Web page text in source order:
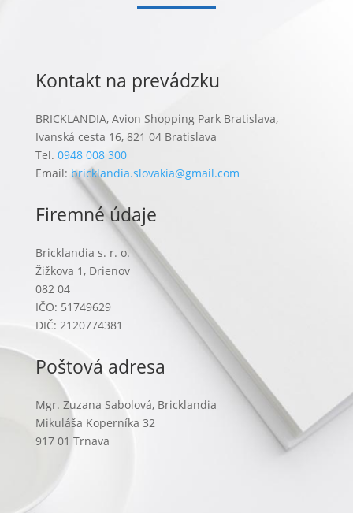
Kontakt na prevádzku
BRICKLANDIA, Avion Shopping Park Bratislava,
Ivanská cesta 16, 821 04 Bratislava
Tel. 0948 008 300
Email: bricklandia.slovakia@gmail.com
Firemné údaje
Bricklandia s. r. o.
Žižkova 1, Drienov
082 04
IČO: 51749629
DIČ: 2120774381
Poštová adresa
Mgr. Zuzana Sabolová, Bricklandia
Mikuláša Koperníka 32
917 01 Trnava